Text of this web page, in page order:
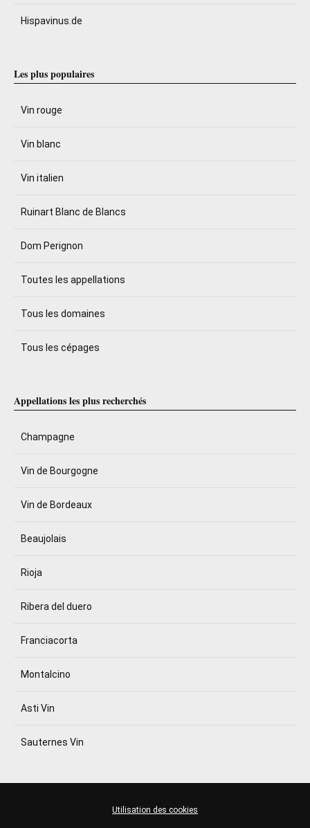
Hispavinus.de
Les plus populaires
Vin rouge
Vin blanc
Vin italien
Ruinart Blanc de Blancs
Dom Perignon
Toutes les appellations
Tous les domaines
Tous les cépages
Appellations les plus recherchés
Champagne
Vin de Bourgogne
Vin de Bordeaux
Beaujolais
Rioja
Ribera del duero
Franciacorta
Montalcino
Asti Vin
Sauternes Vin
Utilisation des cookies